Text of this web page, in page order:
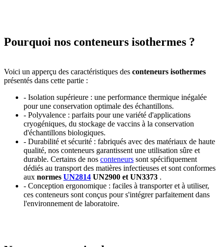
Pourquoi nos conteneurs isothermes ?
Voici un apperçu des caractéristiques des conteneurs isothermes
présentés dans cette partie :
- Isolation supérieure : une performance thermique inégalée
pour une conservation optimale des échantillons.
- Polyvalence : parfaits pour une variété d'applications
cryogéniques, du stockage de vaccins à la conservation
d'échantillons biologiques.
- Durabilité et sécurité : fabriqués avec des matériaux de haute
qualité, nos conteneurs garantissent une utilisation sûre et
durable. Certains de nos conteneurs sont spécifiquement
dédiés au transport des matières infectieuses et sont conformes
aux normes UN2814 UN2900 et UN3373 .
- Conception ergonomique : faciles à transporter et à utiliser,
ces conteneurs sont conçus pour s'intégrer parfaitement dans
l'environnement de laboratoire.